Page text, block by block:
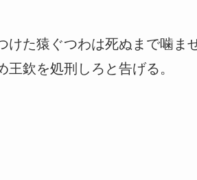
けた猿ぐつわは死ぬまで噛ま
王欽を処刑しろと告げる。